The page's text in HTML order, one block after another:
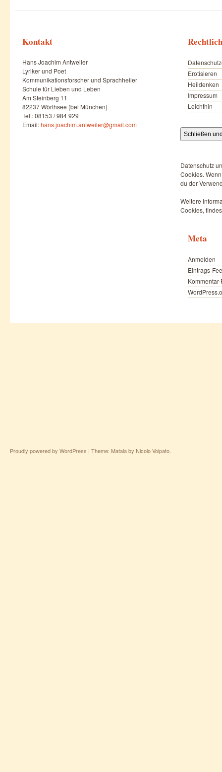
Kontakt
Hans Joachim Antweiler
Lyriker und Poet
Kommunikationsforscher und Sprachheiler
Schule für Lieben und Leben
Am Steinberg 11
82237 Wörthsee (bei München)
Tel.: 08153 / 984 929
Email:hans.joachim.antweiler@gmail.com
Erotisieren
Heildenken
Impressum
Leichthin
Datenschutz
Cookies.
du der
Weitere
Cookies,
Meta
Anmelden
Eintrags-
Proudly powered by WordPress | Theme: Matala by Nicolo Volpato.